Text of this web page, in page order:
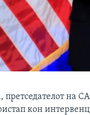
претседателот на
кон